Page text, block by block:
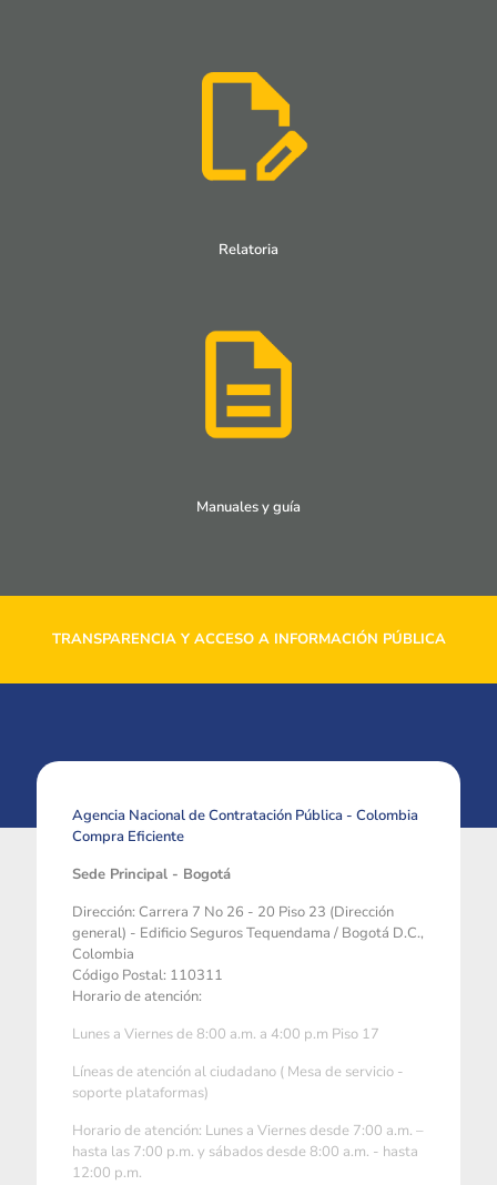
Relatoria
Manuales y guía
TRANSPARENCIA Y ACCESO A INFORMACIÓN PÚBLICA
Agencia Nacional de Contratación Pública - Colombia
Compra Eficiente
Sede Principal - Bogotá
Dirección: Carrera 7 No 26 - 20 Piso 23 (Dirección
general) - Edificio Seguros Tequendama / Bogotá D.C.,
Colombia
Código Postal: 110311
Horario de atención:
Lunes a Viernes de 8:00 a.m. a 4:00 p.m Piso 17
Líneas de atención al ciudadano ( Mesa de servicio -
soporte plataformas)
Horario de atención: Lunes a Viernes desde 7:00 a.m. –
hasta las 7:00 p.m. y sábados desde 8:00 a.m. - hasta
12:00 p.m.